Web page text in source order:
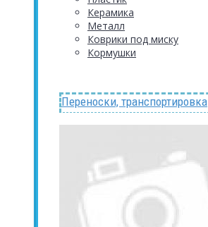
Керамика
Металл
Коврики под миску
Кормушки
Переноски, транспортировка